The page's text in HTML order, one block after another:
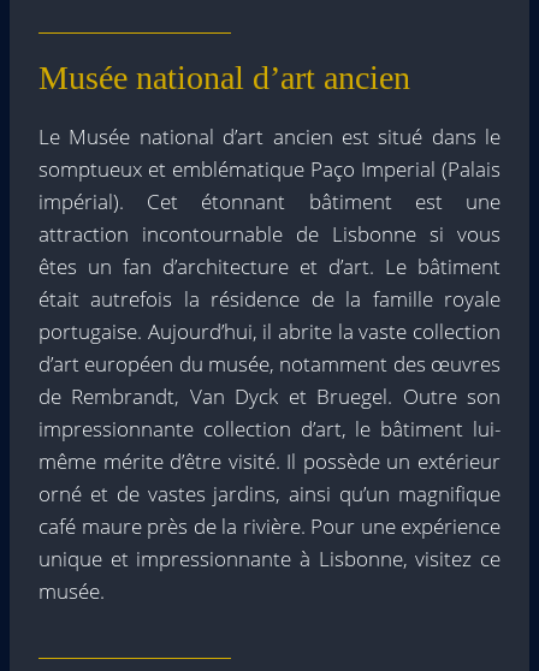
Musée national d’art ancien
Le Musée national d’art ancien est situé dans le
somptueux et emblématique Paço Imperial (Palais
impérial). Cet étonnant bâtiment est une
attraction incontournable de Lisbonne si vous
êtes un fan d’architecture et d’art. Le bâtiment
était autrefois la résidence de la famille royale
portugaise. Aujourd’hui, il abrite la vaste collection
d’art européen du musée, notamment des œuvres
de Rembrandt, Van Dyck et Bruegel. Outre son
impressionnante collection d’art, le bâtiment lui-
même mérite d’être visité. Il possède un extérieur
orné et de vastes jardins, ainsi qu’un magnifique
café maure près de la rivière. Pour une expérience
unique et impressionnante à Lisbonne, visitez ce
musée.